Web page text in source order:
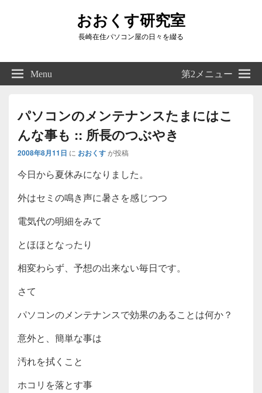
おおくす研究室
長崎在住パソコン屋の日々を綴る
Right
Sidebar
Widget
Menu 第2メニュー
パソコンのメンテナンスたまにはこ
んな事も :: 所長のつぶやき
2008年8月11日 に おおくすが投稿
今日から夏休みになりました。
外はセミの鳴き声に暑さを感じつつ
電気代の明細をみて
とほほとなったり
相変わらず、予想の出来ない毎日です。
さて
パソコンのメンテナンスで効果のあることは何か？
意外と、簡単な事は
汚れを拭くこと
ホコリを落とす事